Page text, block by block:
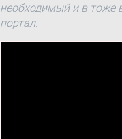
необходимый и в тоже
портал.